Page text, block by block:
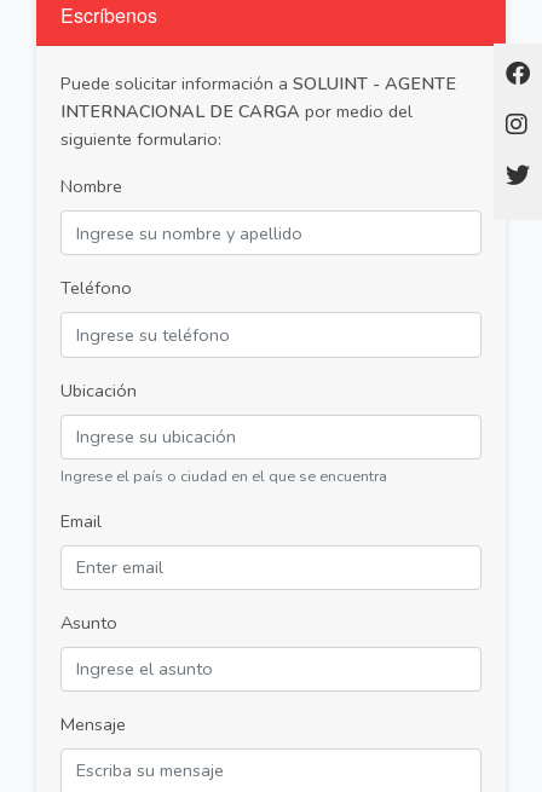
Escríbenos
Puede solicitar información a SOLUINT - AGENTE
INTERNACIONAL DE CARGA por medio del
siguiente formulario:
Nombre
Teléfono
Ubicación
Ingrese el país o ciudad en el que se encuentra
Email
Asunto
Mensaje